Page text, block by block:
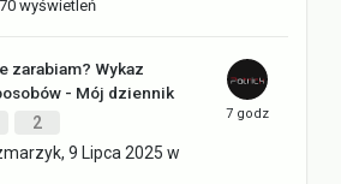
wyświetleń
zarabiam? Wykaz
- Mój dziennik
2
, 9 Lipca 2025 w